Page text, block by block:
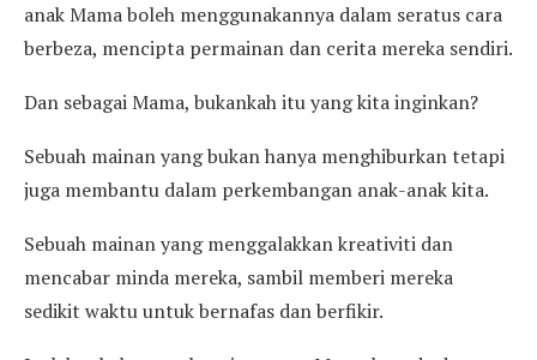
anak Mama boleh menggunakannya dalam seratus cara
berbeza, mencipta permainan dan cerita mereka sendiri.
Dan sebagai Mama, bukankah itu yang kita inginkan?
Sebuah mainan yang bukan hanya menghiburkan tetapi
juga membantu dalam perkembangan anak-anak kita.
Sebuah mainan yang menggalakkan kreativiti dan
mencabar minda mereka, sambil memberi mereka
sedikit waktu untuk bernafas dan berfikir.